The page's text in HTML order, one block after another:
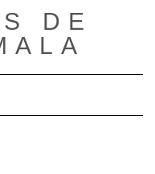
DE
modo de navegación